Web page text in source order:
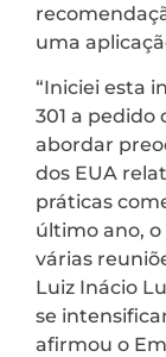
uma
“Iniciei esta
301 a pedido
abordar
dos EUA
práticas
último ano,
várias
Luiz Inácio
se
afirmou o